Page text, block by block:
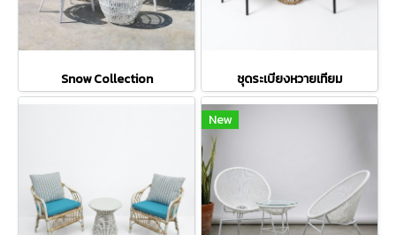
Snow Collection ชุดระเบียงหวายเทียม
New